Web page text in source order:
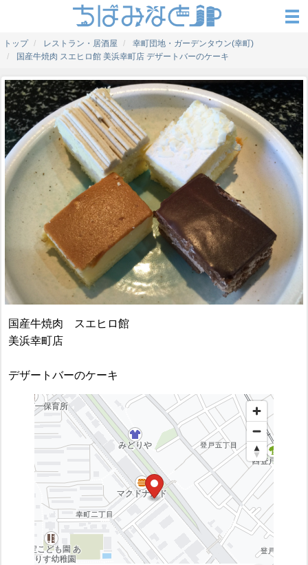
トップ レストラン・居酒屋
幸町団地・ガーデンタウン(幸町)
国産牛焼肉 スエヒロ館 美浜幸町店 デザートバーのケーキ
国産牛焼肉 スエヒロ館
美浜幸町店
デザートバーのケーキ